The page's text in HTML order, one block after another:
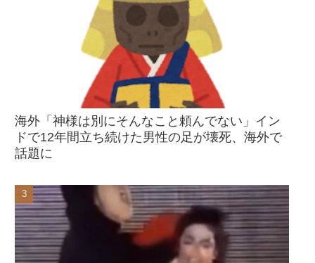
海外「神様は別にそんなこと頼んでない」イン
ドで12年間立ち続けた男性の足が壊死、海外で
話題に